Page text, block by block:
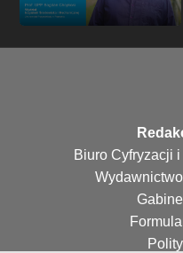
Biuro Cyfryzacji